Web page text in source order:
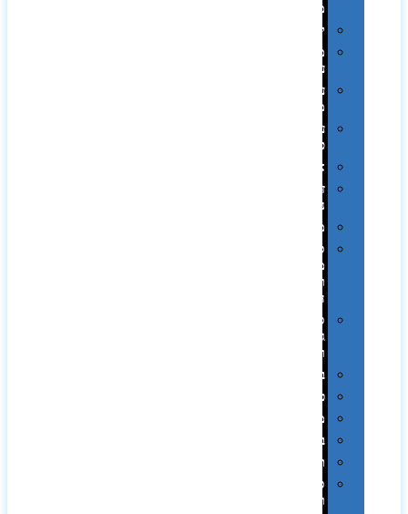
ממותגות
יודאיקה
מארזי
עטים
עטי
מתכת
עטי
פלסטיק
אוזניות
זכרונות
ניידים
מפצלים
סביבת
מחשב
וציוד
היקפי
סוללות
גיבוי
ומטענים
ביגוד
כובעים
מגבות
בקבוקים
תרמי
ספלים
וכוסות